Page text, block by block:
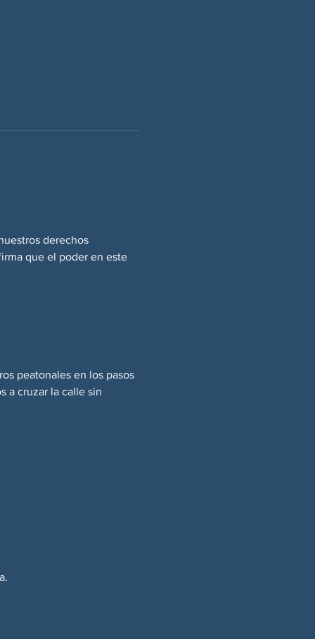
derechos
que el poder en este
peatonales en los pasos
a cruzar la calle sin